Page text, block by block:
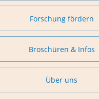
Forschung fördern
Broschüren & Infos
Über uns